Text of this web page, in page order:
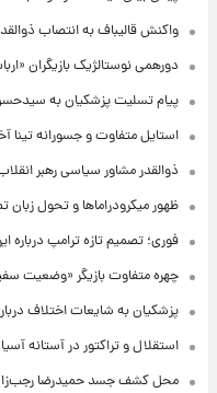
واکنش قالیباف به انتصاب
دورهمی نوستالژیک بازیگران «ارباب
پیام تسلیت پزشکیان به سیدحسن
استایل متفاوت و جسورانه تینا آخوندتبار در ۳۹
ذوالقدر مشاور سیاسی رهبر انقلاب
ظهور میکرودراماها و تحول زبان
فوری؛ تصمیم تازه ترامپ درباره
چهره متفاوت بازیگر «وضعیت
پزشکیان به شایعات اختلاف درباره
استقلال و تراکتور در آستانه
محل کشف جسد حمیدرضا